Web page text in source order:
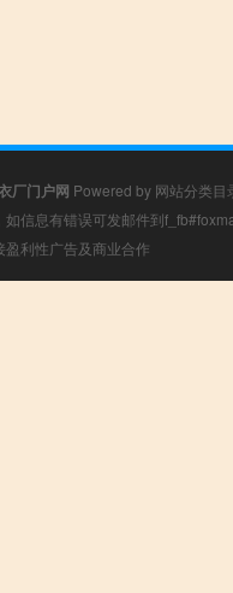
厂门户网 Powered by 网站分类目
信息有错误可发邮件到
利性广告及商业合作